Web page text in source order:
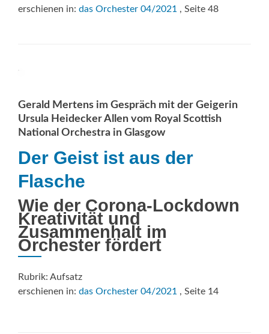
erschienen in: das Orchester 04/2021 , Seite 48
Gerald Mertens im Gespräch mit der Geigerin
Ursula Heidecker Allen vom Royal Scottish
National Orchestra in Glasgow
Der Geist ist aus der
Flasche
Wie der Corona-Lockdown
Kreativität und
Zusammenhalt im
Orchester fördert
Rubrik: Aufsatz
erschienen in: das Orchester 04/2021 , Seite 14